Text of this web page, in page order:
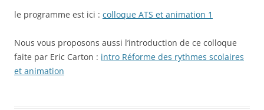
le programme est ici : colloque ATS et animation 1
Nous vous proposons aussi l’introduction de ce colloque
faite par Eric Carton : intro Réforme des rythmes scolaires
et animation